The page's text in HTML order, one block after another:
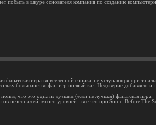
побыть в шкуре основателя компании по созданию
фанатская игра во вселенной соника, не уступающая
большинство фан-игр полный кал. Недоверие добавляло и
что это одна из лучших (если не лучшая) фанатская игра.
персонажей, много уровней - всё это про Sonic: Before The